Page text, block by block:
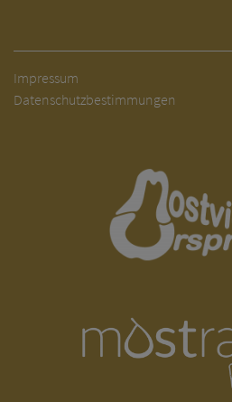
Impressum
Datenschutzbestimmungen